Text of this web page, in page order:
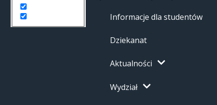
Informacje dla studentów
Dziekanat
Aktualności
Wydział